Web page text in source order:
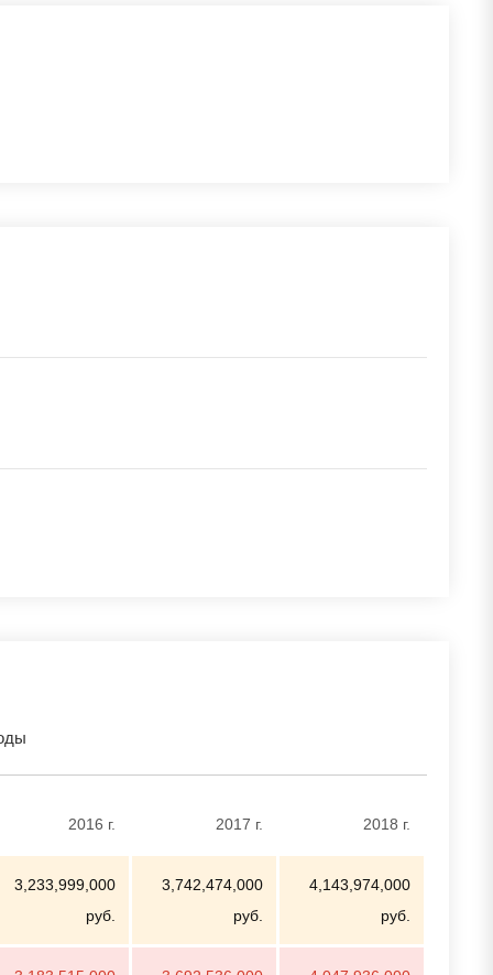
2016 г. 2017 г. 2018 г.
3,233,999,000
руб.
3,742,474,000
руб.
4,143,974,000
руб.